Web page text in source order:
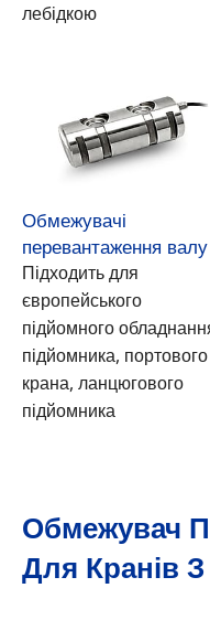
лебідкою
Обмежувачі
перевантаження валу
Підходить для
європейського
підйомного
підйомника, портового
крана, ланцюгового
підйомника
Обмежувач
Для Кранів